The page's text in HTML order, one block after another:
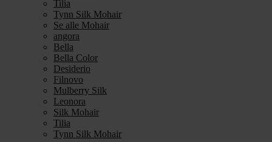
Tilia
Tynn Silk Mohair
Se alle Mohair
angora
Bella
Bella Color
Desiderio
Filnovo
Mulberry Silk
Leonora
Silk Mohair
Tilia
Tynn Silk Mohair